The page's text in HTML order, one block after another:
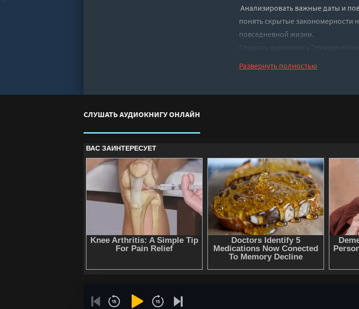
Анализировать важные даты и
понять скрытые закономерности
повседневной жизни.
Слушать аудиокнигу
регистрации - полная версия
Развернуть полностью
СЛУШАТЬ АУДИОКНИГУ ОНЛАЙН